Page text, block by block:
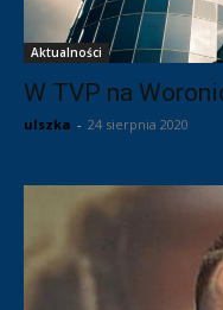
Aktualności
W TVP na
ulszka - 24 sierpnia 2020